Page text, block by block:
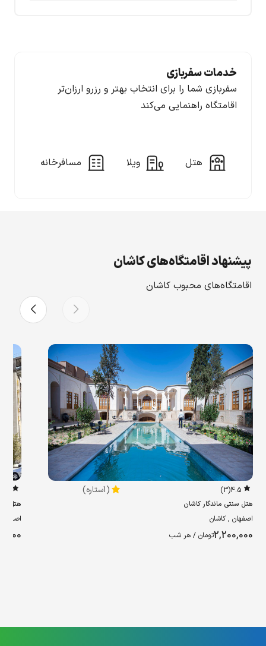
خدمات سفربازی
سفربازی شما را برای انتخاب بهتر و رزرو ارزان‌تر
اقامتگاه راهنمایی می‌کند
هتل ویلا مسافرخانه
پیشنهاد اقامتگاه‌های کاشان
اقامتگاه‌های محبوب کاشان
4.5
(3) (1ستاره)
هتل سنتی ماندگار کاشان
اصفهان , کاشان
2,200,000تومان / هر شب
هتل